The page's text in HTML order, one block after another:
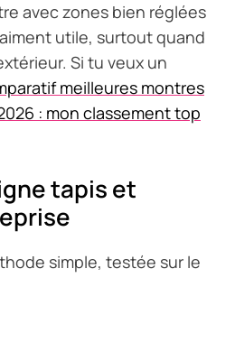
avec zones bien réglées
utile, surtout quand
Si tu veux un
meilleures montres
: mon classement top
tapis et
simple, testée sur le